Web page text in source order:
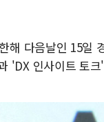
해 다음날인 15일
'DX 인사이트 토